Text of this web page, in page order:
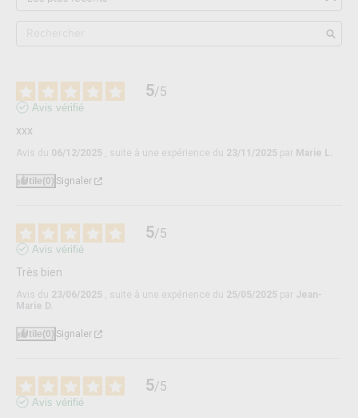
5/5
Avis vérifié
xxx
Avis du 06/12/2025 , suite à une expérience du 23/11/2025 par Marie L.
Utile(0) Signaler
5/5
Avis vérifié
Très bien
Avis du 23/06/2025 , suite à une expérience du 25/05/2025 par Jean-
Marie D.
Utile(0) Signaler
5/5
Avis vérifié